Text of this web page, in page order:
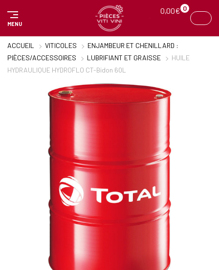
MENU
0,00€ 0
ACCUEIL VITICOLES
ENJAMBEUR ET CHENILLARD :
PIÈCES/ACCESSOIRES
LUBRIFIANT ET GRAISSE
HUILE
HYDRAULIQUE HYDROFLO CT-Bidon 60L
Panneau de gestion des cookies